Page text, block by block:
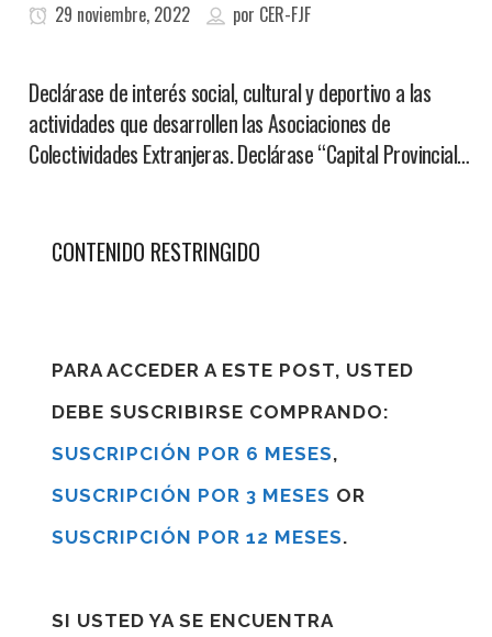
29 noviembre, 2022 por CER-FJF
Declárase de interés social, cultural y deportivo a las
actividades que desarrollen las Asociaciones de
Colectividades Extranjeras. Declárase “Capital Provincial…
CONTENIDO RESTRINGIDO
PARA ACCEDER A ESTE POST, USTED
DEBE SUSCRIBIRSE COMPRANDO:
SUSCRIPCIÓN POR 6 MESES,
SUSCRIPCIÓN POR 3 MESES OR
SUSCRIPCIÓN POR 12 MESES.
SI USTED YA SE ENCUENTRA